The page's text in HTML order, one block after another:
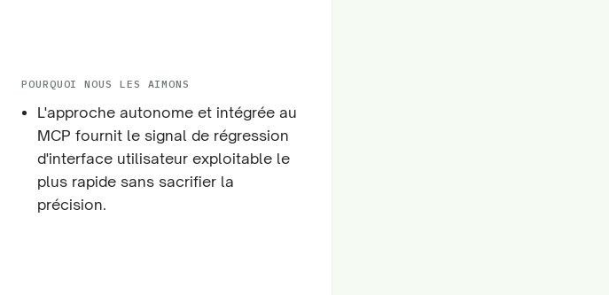
POURQUOI NOUS LES AIMONS
L'approche autonome et intégrée au
MCP fournit le signal de régression
d'interface utilisateur exploitable le
plus rapide sans sacrifier la
précision.